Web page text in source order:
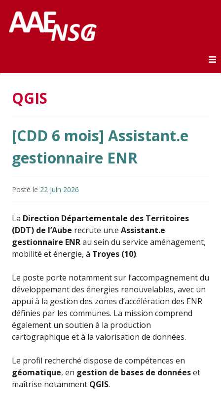
AAE-ENSG
QGIS
[CDD 6 mois] Assistant.e
gestionnaire ENR
Posté le 22 juin 2026
La Direction Départementale des Territoires
(DDT) de l’Aube recrute un.e Assistant.e
gestionnaire ENRau sein du service aménagement,
mobilité et énergie, à Troyes (10).
Le poste porte notamment sur l’accompagnement du
développement des énergies renouvelables, avec un
appui à la gestion des zones d’accélération des ENR
définies par les communes. La mission comprend
également un soutien à la production
cartographique et à la valorisation de données.
Le profil recherché dispose de compétences en
géomatique, en gestion de bases de donnéeset
maîtrise notamment QGIS.